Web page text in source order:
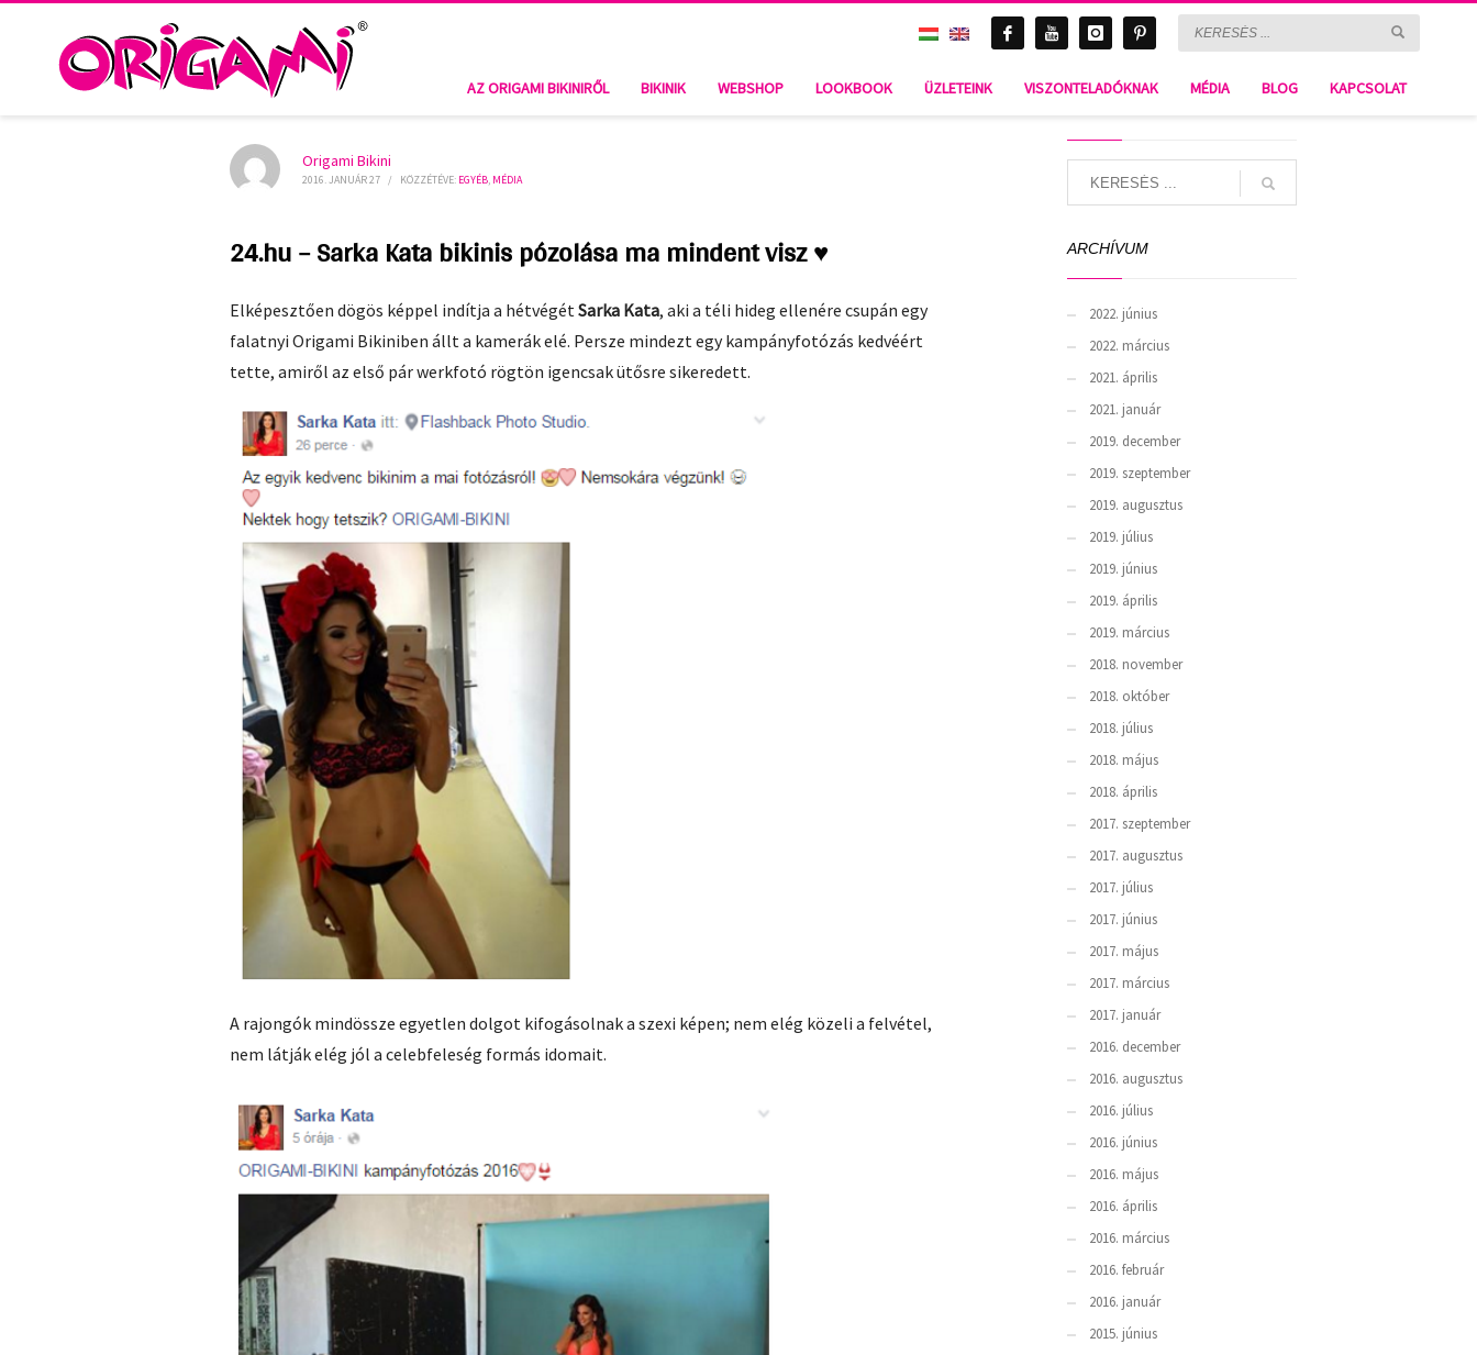
AZ ORIGAMI BIKINIRŐL BIKINIK WEBSHOP LOOKBOOK ÜZLETEINK VISZONTELADÓKNAK MÉDIA BLOG KAPCSOLAT
24.HU – SARKA KATA BIKINIS PÓZOLÁSA MA MINDENT VISZ ♥ BLOG & Gossip
Origami Bikini
2016. JANUÁR 27 / KÖZZÉTÉVE: EGYÉB, MÉDIA
24.hu – Sarka Kata bikinis pózolása ma mindent visz ♥
Elképesztően dögös képpel indítja a hétvégétSarka Kata, aki a téli hideg ellenére csupán egy
falatnyi Origami Bikiniben állt a kamerák elé. Persze mindezt egy kampányfotózás kedvéért
tette, amiről az első pár werkfotó rögtön igencsak ütősre sikeredett.
A rajongók mindössze egyetlen dolgot kifogásolnak a szexi képen; nem elég közeli a felvétel,
nem látják elég jól a celebfeleség formás idomait.
ARCHÍVUM
2022. június
2022. március
2021. április
2021. január
2019. december
2019. szeptember
2019. augusztus
2019. július
2019. június
2019. április
2019. március
2018. november
2018. október
2018. július
2018. május
2018. április
2017. szeptember
2017. augusztus
2017. július
2017. június
2017. május
2017. március
2017. január
2016. december
2016. augusztus
2016. július
2016. június
2016. május
2016. április
2016. március
2016. február
2016. január
2015. június